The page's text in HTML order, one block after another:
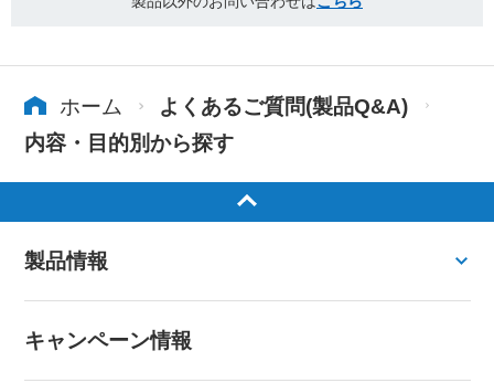
ホーム
よくあるご質問(製品Q&A)
内容・目的別から探す
製品情報
キャンペーン情報